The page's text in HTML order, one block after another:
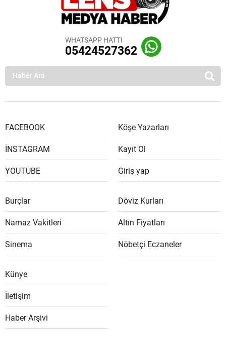
WHATSAPP HATTI
05424527362
FACEBOOK
İNSTAGRAM
YOUTUBE
Köşe Yazarları
Kayıt Ol
Giriş yap
Burçlar
Namaz Vakitleri
Sinema
Döviz Kurları
Altın Fiyatları
Nöbetçi Eczaneler
Künye
İletişim
Haber Arşivi